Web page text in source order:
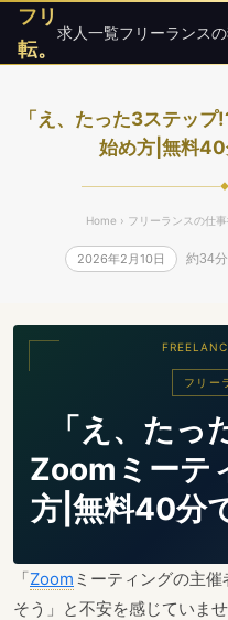
フリ
転。
求人一覧フリーランス
「え、たった3ステッ
始め方|無料40
Home › フリーランスの仕事
2026年2月10日 約34
フリー
「え、たっ
Zoomミーテ
方|無料40分
「Zoom ミーティングの主
そう」と不安を感じていま